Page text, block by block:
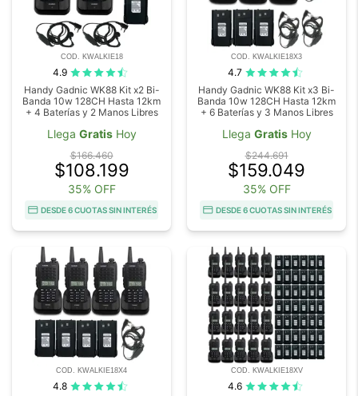
COD. KWALKIE18
4.9
Handy Gadnic WK88 Kit x2 Bi-
Banda 10w 128CH Hasta 12km
+ 4 Baterías y 2 Manos Libres
Llega GratisHoy
$166.460
$108.199
35% OFF
DESDE 6 CUOTAS SIN INTERÉS
COD. KWALKIE18X3
4.7
Handy Gadnic WK88 Kit x3 Bi-
Banda 10w 128CH Hasta 12km
+ 6 Baterías y 3 Manos Libres
Llega GratisHoy
$244.691
$159.049
35% OFF
DESDE 6 CUOTAS SIN INTERÉS
COD. KWALKIE18X4
4.8
COD. KWALKIE18XV
4.6